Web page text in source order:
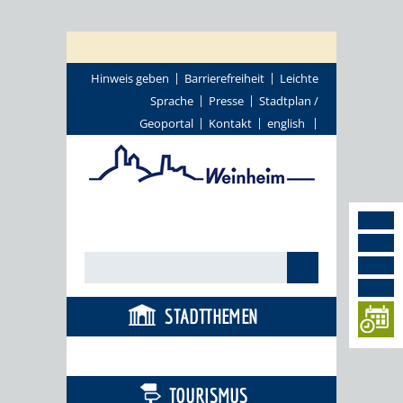
Hinweis geben Barrierefreiheit
Leichte
Sprache
Presse
Stadtplan /
Geoportal
Kontakt english
STADTTHEMEN
TOURISMUS